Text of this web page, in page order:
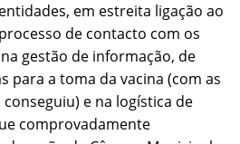
em estreita ligação ao
de contacto com os
gestão de informação, de
para a toma da vacina (com as
conseguiu) e na logística de
comprovadamente